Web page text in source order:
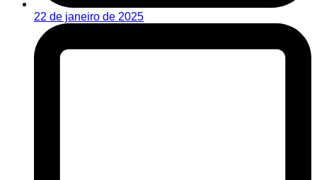
22 de janeiro de 2025